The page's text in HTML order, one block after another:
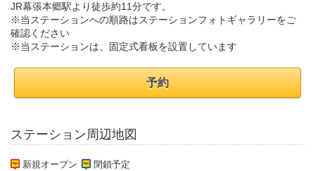
JR幕張本郷駅より徒歩約11分です。
※当ステーションへの順路はステーションフォトギャラリーをご
確認ください
※当ステーションは、固定式看板を設置しています
予約
ステーション周辺地図
新規オープン 閉鎖予定